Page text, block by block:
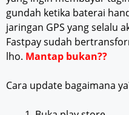
gundah ketika baterai
jaringan GPS yang selalu
Fastpay sudah
lho. Mantap bukan??
Cara update bagaimana